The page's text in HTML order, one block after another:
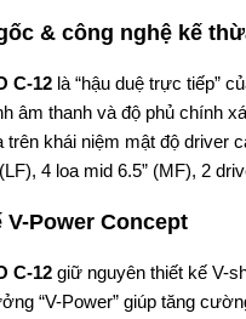
& công nghệ kế
C-12 là “hậu duệ trực tiếp”
âm thanh và độ phủ chính
trên khái niệm mật độ driver
(LF), 4 loa mid 6.5” (MF), 2
V-Power Concept
C-12 giữ nguyên thiết kế V-
“V-Power” giúp tăng